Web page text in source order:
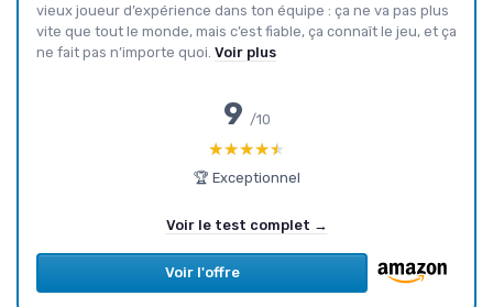
vieux joueur d’expérience dans ton équipe : ça ne va pas plus
vite que tout le monde, mais c’est fiable, ça connaît le jeu, et ça
ne fait pas n’importe quoi. Voir plus
9 /10
★★★★★
★★★★★
🏆 Exceptionnel
Voir le test complet →
Voir l'offre